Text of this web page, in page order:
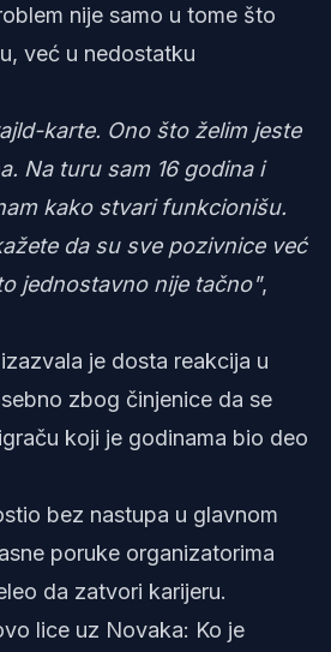
nije samo u tome što
već u nedostatku
karte. Ono što želim jeste
Na turu sam 16 godina i
kako stvari funkcionišu.
da su sve pozivnice već
jednostavno nije tačno",
je dosta reakcija u
zbog činjenice da se
koji je godinama bio deo
bez nastupa u glavnom
poruke organizatorima
da zatvori karijeru.
lice uz Novaka: Ko je